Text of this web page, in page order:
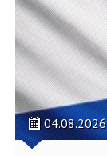
04.08.2026